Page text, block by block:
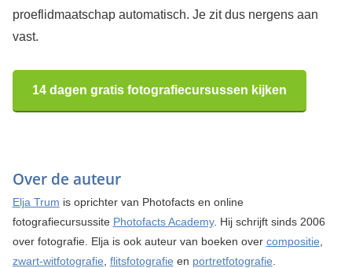
proeflidmaatschap automatisch. Je zit dus nergens aan
vast.
14 dagen gratis fotografiecursussen kijken
Over de auteur
Elja Trum is oprichter van Photofacts en online
fotografiecursussite Photofacts Academy. Hij schrijft sinds 2006
over fotografie. Elja is ook auteur van boeken over compositie
zwart-witfotografie flitsfotografie en portretfotografie